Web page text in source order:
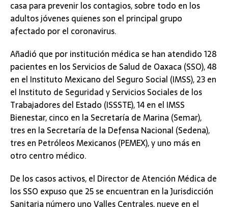
casa para prevenir los contagios, sobre todo en los
adultos jóvenes quienes son el principal grupo
afectado por el coronavirus.
Añadió que por institución médica se han atendido 128
pacientes en los Servicios de Salud de Oaxaca (SSO), 48
en el Instituto Mexicano del Seguro Social (IMSS), 23 en
el Instituto de Seguridad y Servicios Sociales de los
Trabajadores del Estado (ISSSTE), 14 en el IMSS
Bienestar, cinco en la Secretaría de Marina (Semar),
tres en la Secretaría de la Defensa Nacional (Sedena),
tres en Petróleos Mexicanos (PEMEX), y uno más en
otro centro médico.
De los casos activos, el Director de Atención Médica de
los SSO expuso que 25 se encuentran en la Jurisdicción
Sanitaria número uno Valles Centrales, nueve en el